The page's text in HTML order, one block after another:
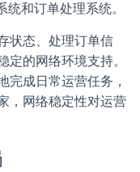
和订单处理系统。
状态、处理订单信
的网络环境支持。
完成日常运营任务，
，网络稳定性对运营